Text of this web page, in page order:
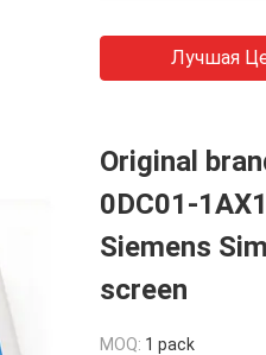
Лучшая
Original
0DC01-
Siemens
screen
MOQ: 1 pack